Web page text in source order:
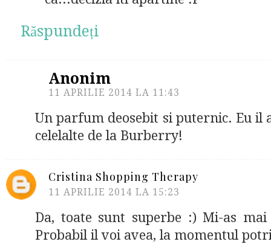
Răspundeți
Anonim
11 APRILIE 2014 LA 11:43
Un parfum deosebit si puternic. Eu il
celelalte de la Burberry!
Cristina Shopping Therapy
11 APRILIE 2014 LA 15:23
Da, toate sunt superbe :) Mi-as
Probabil il voi avea, la momentul